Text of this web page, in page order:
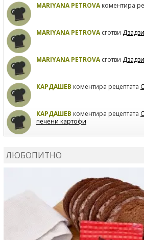
MARIYANA PETROVAкоментира
MARIYANA PETROVAсготви
MARIYANA PETROVAсготви
КАРДАШЕВ коментира рецептата
КАРДАШЕВ коментира рецептата
печени картофи
ЛЮБОПИТНО